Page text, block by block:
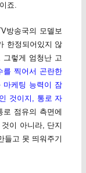
죠.
방송국의 모델보
한정되어있지 않
그렇게 엄청난 고
를 찍어서 곤란한
마케팅 능력이 잠
것이지, 통로 자
로 점유의 측면에
이 아니라, 단지
들고 못 띄워주기